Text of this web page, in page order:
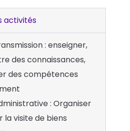
activités
: enseigner,
des connaissances,
des compétences
: Organiser
la visite de biens